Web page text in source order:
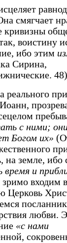
смягчает
кривизны
воистину
ибо этим
Сирина,
с ними;
Богом их»
на земле, ибо
время и
входим
Церковь
любви.
«с нами